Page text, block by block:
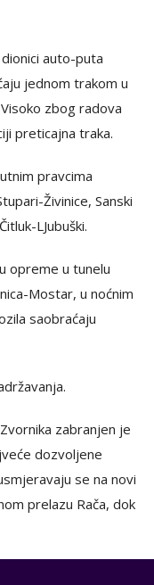
auto-puta
jednom trakom u
zbog radova
preticajna traka.
pravcima
Živinice, Sanski
LJubuški.
opreme u tunelu
Mostar, u noćnim
saobraćaju
zabranjen je
dozvoljene
se na novi
prelazu Rača, dok